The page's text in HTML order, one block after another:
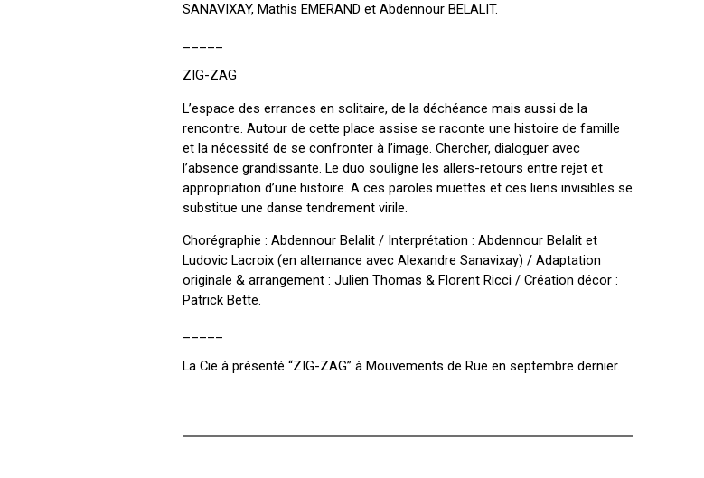
SANAVIXAY, Mathis EMERAND et Abdennour BELALIT.
ZIG-ZAG
L’espace des errances en solitaire, de la déchéance mais aussi de la
rencontre. Autour de cette place assise se raconte une histoire de famille
et la nécessité de se confronter à l’image. Chercher, dialoguer avec
l’absence grandissante. Le duo souligne les allers-retours entre rejet et
appropriation d’une histoire. A ces paroles muettes et ces liens invisibles se
substitue une danse tendrement virile.
Chorégraphie : Abdennour Belalit / Interprétation : Abdennour Belalit et
Ludovic Lacroix (en alternance avec Alexandre Sanavixay) / Adaptation
originale & arrangement : Julien Thomas & Florent Ricci / Création décor :
Patrick Bette.
La Cie à présenté “ZIG-ZAG” à Mouvements de Rue en septembre dernier.